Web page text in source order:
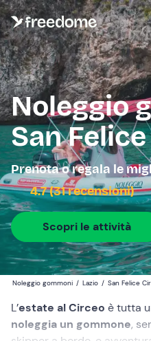
Noleggio
San
Prenota o regala le
4.7 (31 recensioni)
Scopri le attività
Noleggio gommoni / Lazio / San Felice
L’estate al Circeo è tutta
noleggia un gommone,